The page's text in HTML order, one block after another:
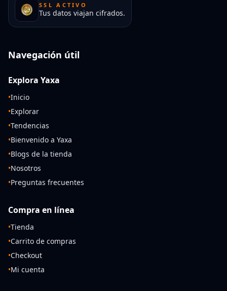
SSL ACTIVO
Tus datos viajan cifrados.
Navegación útil
Explora Yaxa
•Inicio
•Explorar
•Tendencias
•Bienvenido a Yaxa
•Blogs de la tienda
•Nosotros
•Preguntas frecuentes
Compra en línea
•Tienda
•Carrito de compras
•Checkout
•Mi cuenta